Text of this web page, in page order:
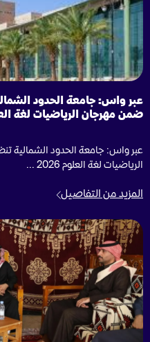
عبر واس: جامعة الحدود
ضمن مهرجان الرياضيات لغة العلوم
عبر واس: جامعة الحدود الشمالية
الرياضيات لغة العلوم 2026 ...
المزيد من التفاصيل